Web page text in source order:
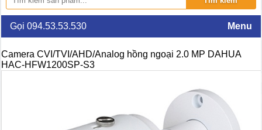
Gọi 094.53.53.530 Menu
Camera CVI/TVI/AHD/Analog hồng ngoại 2.0 MP DAHUA
HAC-HFW1200SP-S3